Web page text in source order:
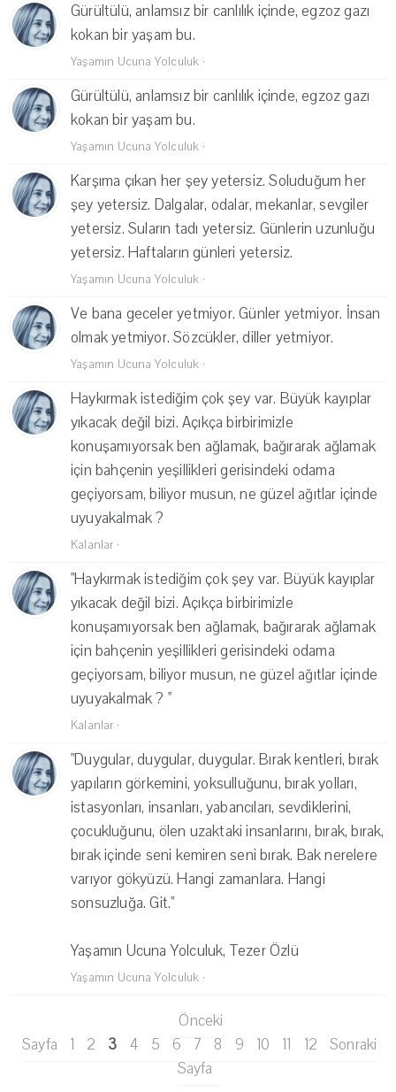
Gürültülü, anlamsız bir canlılık içinde, egzoz gazı
kokan bir yaşam bu.
Yaşamın Ucuna Yolculuk ·
Gürültülü, anlamsız bir canlılık içinde, egzoz gazı
kokan bir yaşam bu.
Yaşamın Ucuna Yolculuk ·
Karşıma çıkan her şey yetersiz. Soluduğum her
şey yetersiz. Dalgalar, odalar, mekanlar, sevgiler
yetersiz. Suların tadı yetersiz. Günlerin uzunluğu
yetersiz. Haftaların günleri yetersiz.
Yaşamın Ucuna Yolculuk ·
Ve bana geceler yetmiyor. Günler yetmiyor. İnsan
olmak yetmiyor. Sözcükler, diller yetmiyor.
Yaşamın Ucuna Yolculuk ·
Haykırmak istediğim çok şey var. Büyük kayıplar
yıkacak değil bizi. Açıkça birbirimizle
konuşamıyorsak ben ağlamak, bağırarak ağlamak
için bahçenin yeşillikleri gerisindeki odama
geçiyorsam, biliyor musun, ne güzel ağıtlar içinde
uyuyakalmak ?
Kalanlar ·
"Haykırmak istediğim çok şey var. Büyük kayıplar
yıkacak değil bizi. Açıkça birbirimizle
konuşamıyorsak ben ağlamak, bağırarak ağlamak
için bahçenin yeşillikleri gerisindeki odama
geçiyorsam, biliyor musun, ne güzel ağıtlar içinde
uyuyakalmak ? "
Kalanlar ·
"Duygular, duygular, duygular. Bırak kentleri, bırak
yapıların görkemini, yoksulluğunu, bırak yolları,
istasyonları, insanları, yabancıları, sevdiklerini,
çocukluğunu, ölen uzaktaki insanlarını, bırak, bırak,
bırak içinde seni kemiren seni bırak. Bak nerelere
varıyor gökyüzü. Hangi zamanlara. Hangi
sonsuzluğa. Git.''
Yaşamın Ucuna Yolculuk, Tezer Özlü
Yaşamın Ucuna Yolculuk ·
Önceki
Sayfa
1 2 3 4 5 6 7 8 9 10 11 12
Sonraki
Sayfa